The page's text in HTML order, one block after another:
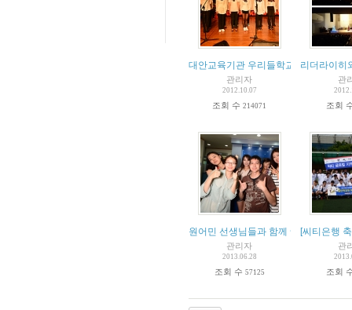
대안교육기관 우리들학교 tOne 페스티
관리자
2012.10.07
조회 수214071
리더라이히
관
조회
원어민 선생님들과 함께 ~
관리자
2013.06.28
조회 수 57125
[씨티은행
관
조회